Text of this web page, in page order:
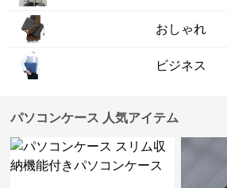
おしゃれ
ビジネス
パソコンケース 人気アイテム